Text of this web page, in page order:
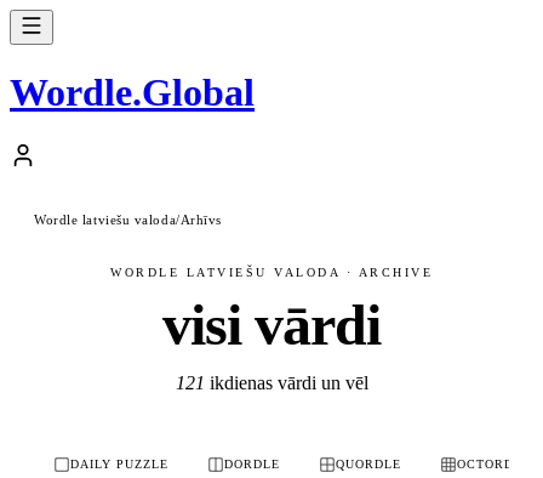
Wordle.Global
Wordle latviešu valoda/Arhīvs
WORDLE LATVIEŠU VALODA · ARCHIVE
visi vārdi
121 ikdienas vārdi un vēl
DAILY PUZZLE DORDLE QUORDLE OCTORDLE